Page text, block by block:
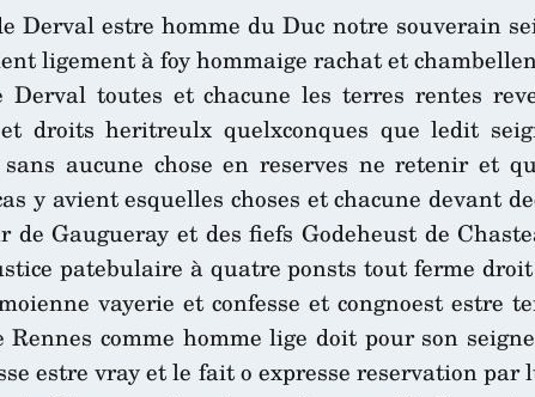
Derval estre homme du Duc notre souverain
ligement à foy hommaige rachat et
toutes et chacune les terres rentes
droits heritreulx quelxconques que ledit
aucune chose en reserves ne retenir et
y avient esquelles choses et chacune devant
de Gaugueray et des fiefs Godeheust de
patebulaire à quatre ponsts tout ferme
vayerie et confesse et congnoest estre
comme homme lige doit pour son
estre vray et le fait o expresse reservation